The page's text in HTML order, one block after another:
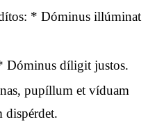
* Dóminus illúminat
Dóminus díligit justos.
pupíllum et víduam
dispérdet.